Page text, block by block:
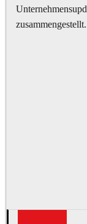
zusammengestellt.